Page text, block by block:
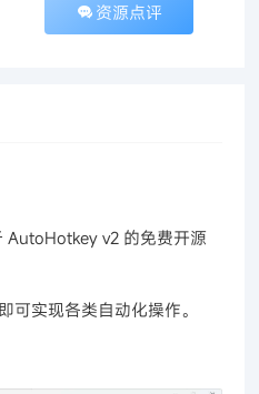
资源点评
AutoHotkey v2 的免费开源
可实现各类自动化操作。